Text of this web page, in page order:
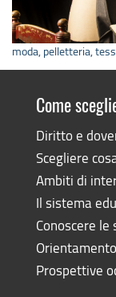
moda, pelletteria,
Come
Diritto e
Scegliere
Ambiti di
Il sistema
Conoscere le
Prospettive